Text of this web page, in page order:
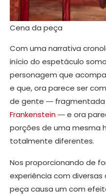
Cena da peça
Com uma narrativa
início do espetáculo
personagem que
e que, ora parece ser
de gente ― fragmentada
Frankenstein― e ora
porções de uma mesma
totalmente diferentes.
Nos proporcionando de
experiência com
peça causa um com